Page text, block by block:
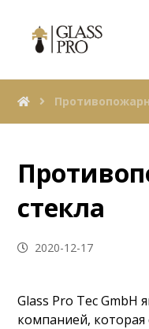
стекла
2020-12-17
Glass Pro Tec GmbH
компанией, которая